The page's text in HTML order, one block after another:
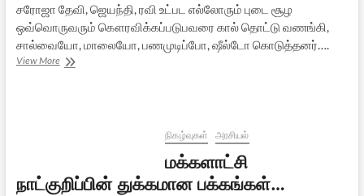
சரோஜா தேவி, ஜெயந்தி, ரவி உட்பட எல்லோரும் புடை சூழ
ஒவ்வொருவரும் கௌரவிக்கப்படுபவரை கால் தொட்டு வணங்கி,
சால்வையோ, மாலையோ, பணமுடிப்போ, ஷீல்டோ கொடுத்தனர்….
View Moreபிரதிவாதி
ஒன்று
நிகழ்வுகள் அரசியல்
மக்களாட்சி
நாட்குறிப்பின் துக்கமான பக்கங்கள்…